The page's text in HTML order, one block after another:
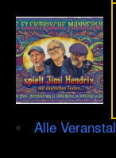
Alle